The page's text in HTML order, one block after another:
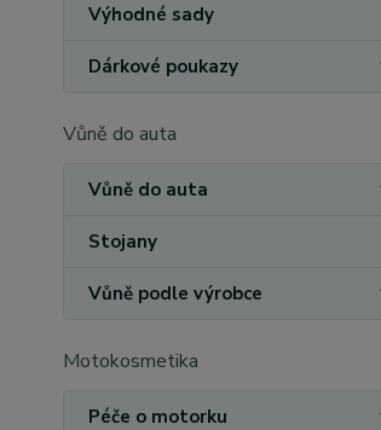
Výhodné sady
Dárkové poukazy
Vůně do auta
Vůně do auta
Stojany
Vůně podle výrobce
Motokosmetika
Péče o motorku